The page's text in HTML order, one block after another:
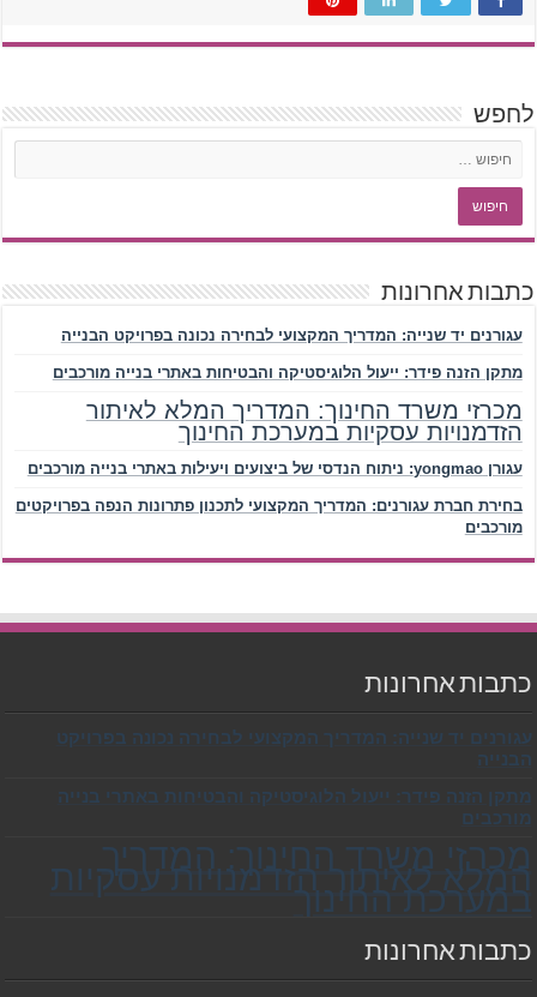
לחפש
כתבות אחרונות
עגורנים יד שנייה: המדריך המקצועי לבחירה נכונה בפרויקט הבנייה
מתקן הזנה פידר: ייעול הלוגיסטיקה והבטיחות באתרי בנייה מורכבים
מכרזי משרד החינוך: המדריך המלא לאיתור
הזדמנויות עסקיות במערכת החינוך
עגורן yongmao: ניתוח הנדסי של ביצועים ויעילות באתרי בנייה מורכבים
בחירת חברת עגורנים: המדריך המקצועי לתכנון פתרונות הנפה בפרויקטים
מורכבים
כתבות אחרונות
עגורנים יד שנייה: המדריך המקצועי לבחירה נכונה בפרויקט
הבנייה
מתקן הזנה פידר: ייעול הלוגיסטיקה והבטיחות באתרי בנייה
מורכבים
מכרזי משרד החינוך: המדריך
המלא לאיתור הזדמנויות עסקיות
במערכת החינוך
כתבות אחרונות